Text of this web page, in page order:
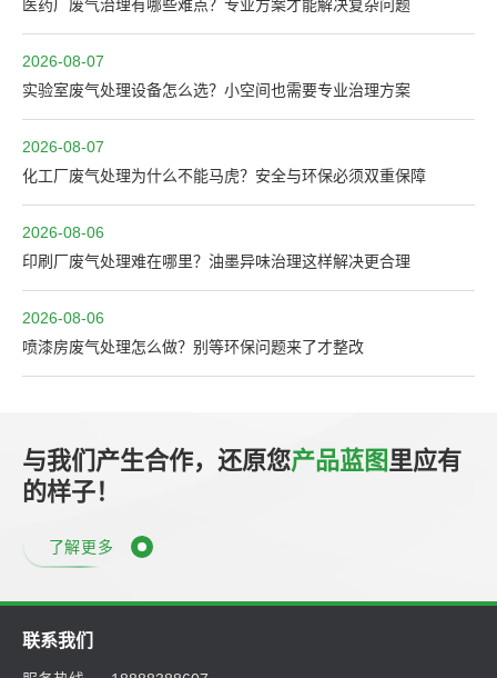
医药厂废气治理有哪些难点？专业方案才能解决复杂问题
2026-08-07
实验室废气处理设备怎么选？小空间也需要专业治理方案
2026-08-07
化工厂废气处理为什么不能马虎？安全与环保必须双重保障
2026-08-06
印刷厂废气处理难在哪里？油墨异味治理这样解决更合理
2026-08-06
喷漆房废气处理怎么做？别等环保问题来了才整改
与我们产生合作，还原您产品蓝图里应有
的样子！
了解更多
联系我们